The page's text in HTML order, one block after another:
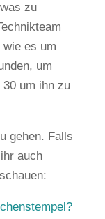
zu
es um
um
um ihn zu
gehen. Falls
auch